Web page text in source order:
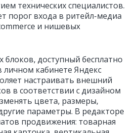
технических специалистов.
порог входа в ритейл-медиа
и нишевых
блоков, доступный бесплатно
личном кабинете Яндекс
настраивать внешний
в соответствии с дизайном
цвета, размеры,
параметры. В редакторе
продвижения: товарная